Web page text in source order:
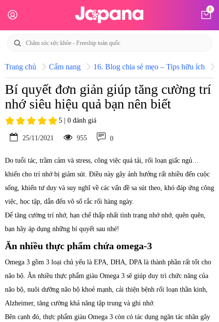
0
Trang chủ Cẩm nang 16. Blog chia sẻ mẹo – Tips hữu ích
Bí quyết đơn giản giúp tăng cường trí
nhớ siêu hiệu quả bạn nên biết
5 | 0 đánh giá
25/11/2021 955 0
Do tuổi tác, trầm cảm và stress, công việc quá tải, rối loạn giấc ngủ…
khiến cho trí nhớ bị giảm sút. Điều này gây ảnh hưởng rất nhiều đến cuộc
sống, khiến tư duy và suy nghĩ về các vấn đề sa sút theo, khó đáp ứng công
việc, học tập, dẫn đến vô số rắc rối hàng ngày.
Để tăng cường trí nhớ, hạn chế thấp nhất tình trạng nhớ nhớ, quên quên,
bạn hãy áp dụng những bí quyết sau nhé!
Ăn nhiều thực phẩm chứa omega-3
Omega 3 gồm 3 loại chủ yếu là EPA, DHA, DPA là thành phần rất tốt cho
não bộ. Ăn nhiều thực phẩm giàu Omega 3 sẽ giúp duy trì chức năng của
não bộ, nuôi dưỡng não bộ khoẻ mạnh, cải thiện bệnh rối loạn thần kinh,
Alzheimer, tăng cường khả năng tập trung và ghi nhớ.
Bên cạnh đó, thực phẩm giàu Omega 3 còn có tác dụng ngăn tác nhân gây